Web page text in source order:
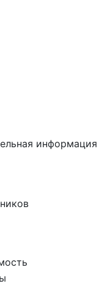
информация